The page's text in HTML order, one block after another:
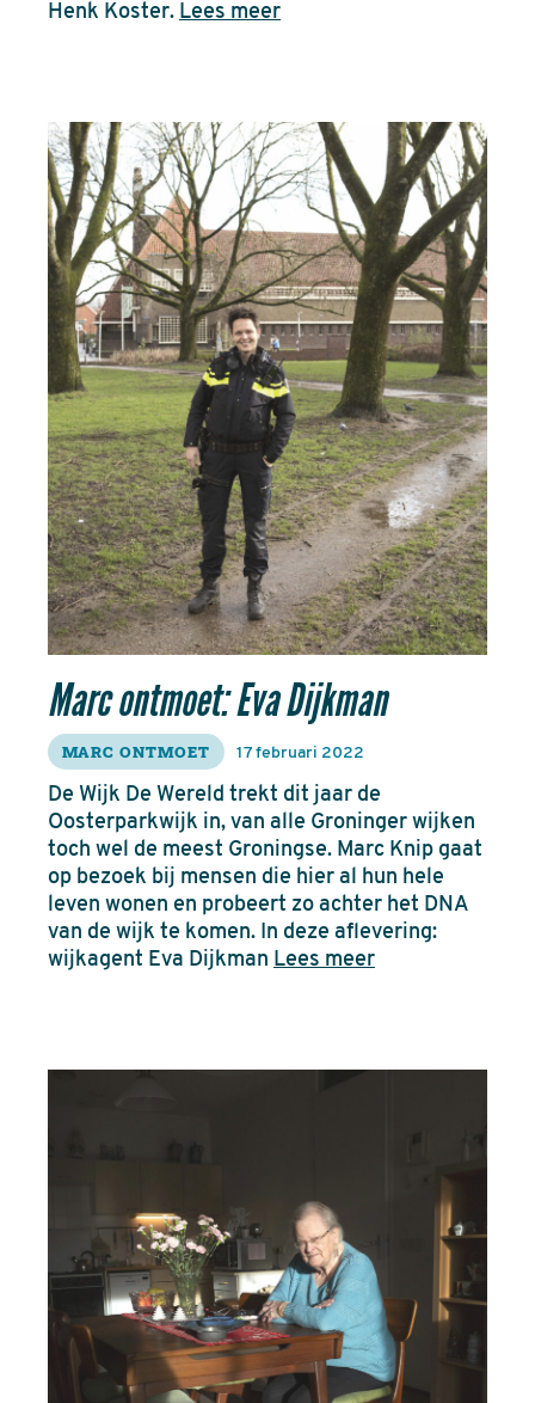
Henk Koster. Lees meer
Marc ontmoet: Eva Dijkman
MARC ONTMOET 17 februari 2022
De Wijk De Wereld trekt dit jaar de
Oosterparkwijk in, van alle Groninger wijken
toch wel de meest Groningse. Marc Knip gaat
op bezoek bij mensen die hier al hun hele
leven wonen en probeert zo achter het DNA
van de wijk te komen. In deze aflevering:
wijkagent Eva Dijkman Lees meer